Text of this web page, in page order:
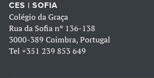
CES | SOFIA
Colégio da Graça
Rua da Sofia nº 136-138
3000-389 Coimbra, Portugal
Tel +351 239 853 649